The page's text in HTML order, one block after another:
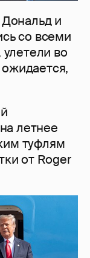
и
со всеми
во
летнее
туфлям
от Roger